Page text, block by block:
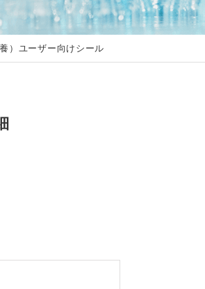
）ユーザー向けシール